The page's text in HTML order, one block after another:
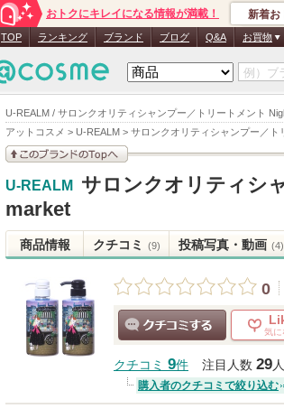
U-REALM / サロンクオリティシャンプー／トリートメント
アットコスメ > U-REALM > サロンクオリティシャンプー／
おトクにキレイになる情報が満載！ 新着お
TOP ランキング ブランド ブログ Q&A お買物
このブランドの情報を
U-REALM サロンクオリティシ
market
商品情報 クチコミ (9) 投稿写真・動画 (4)
0
気に
クチコミ 9件 注目人数 29人
購入者のクチコミで絞り込む